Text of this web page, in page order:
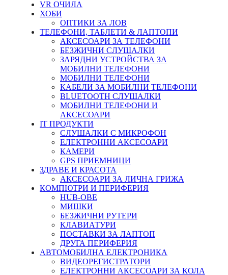
VR ОЧИЛА
ХОБИ
ОПТИКИ ЗА ЛОВ
ТЕЛЕФОНИ, ТАБЛЕТИ & ЛАПТОПИ
АКСЕСОАРИ ЗА ТЕЛЕФОНИ
БЕЗЖИЧНИ СЛУШАЛКИ
ЗАРЯДНИ УСТРОЙСТВА ЗА
МОБИЛНИ ТЕЛЕФОНИ
МОБИЛНИ ТЕЛЕФОНИ
КАБЕЛИ ЗА МОБИЛНИ ТЕЛЕФОНИ
BLUETOOTH СЛУШАЛКИ
МОБИЛНИ ТЕЛЕФОНИ И
АКСЕСОАРИ
IT ПРОДУКТИ
СЛУШАЛКИ С МИКРОФОН
ЕЛЕКТРОННИ АКСЕСОАРИ
КАМЕРИ
GPS ПРИЕМНИЦИ
ЗДРАВЕ И КРАСОТА
АКСЕСОАРИ ЗА ЛИЧНА ГРИЖА
КОМПЮТРИ И ПЕРИФЕРИЯ
HUB-ОВЕ
МИШКИ
БЕЗЖИЧНИ РУТЕРИ
КЛАВИАТУРИ
ПОСТАВКИ ЗА ЛАПТОП
ДРУГА ПЕРИФЕРИЯ
АВТОМОБИЛНА ЕЛЕКТРОНИКА
ВИДЕОРЕГИСТРАТОРИ
ЕЛЕКТРОННИ АКСЕСОАРИ ЗА КОЛА